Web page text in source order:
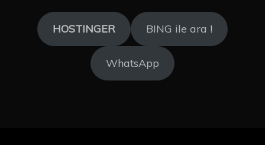
HOSTINGER BING ile ara !
WhatsApp